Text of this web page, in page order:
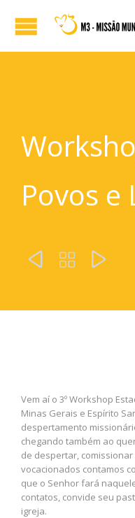
Povos e
  
Vem aí o 3º Workshop
Minas Gerais e Espírito
despertamento
chegando também ao
de despertar,
vocacionados contamos
que o Senhor fará
contatos, convide seu
igreja.